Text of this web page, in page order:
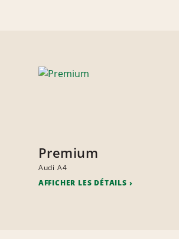
Premium
Audi A4
AFFICHER LES DÉTAILS